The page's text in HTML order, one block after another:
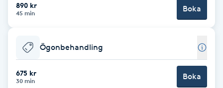
Hårförlängning
890 kr
45 min Boka
Ögonbehandling
675 kr
30 min Boka